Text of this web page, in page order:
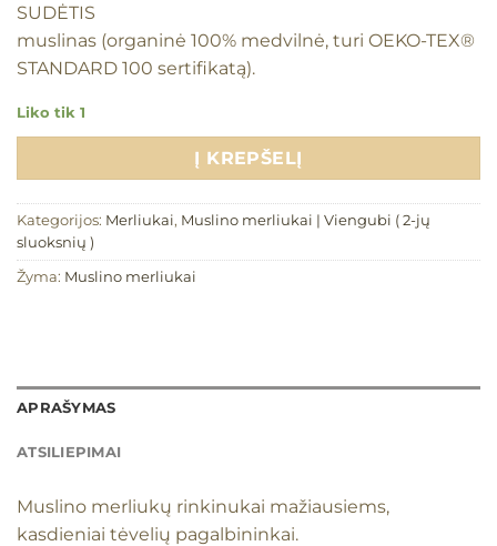
SUDĖTIS
muslinas (organinė 100% medvilnė, turi OEKO-TEX®
STANDARD 100 sertifikatą).
Liko tik 1
Į KREPŠELĮ
Kategorijos: Merliukai, Muslino merliukai | Viengubi ( 2-jų
sluoksnių )
Žyma: Muslino merliukai
APRAŠYMAS
ATSILIEPIMAI
Muslino merliukų rinkinukai mažiausiems,
kasdieniai tėvelių pagalbininkai.